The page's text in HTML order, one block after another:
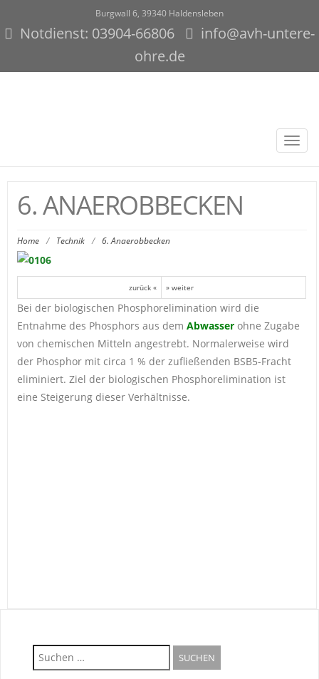
Burgwall 6, 39340 Haldensleben
Notdienst: 03904-66806
info@avh-untere-
ohre.de
6. ANAEROBBECKEN
Home / Technik / 6. Anaerobbecken
zurück « » weiter
Bei der biologischen Phosphorelimination wird die
Entnahme des Phosphors aus dem Abwasserohne Zugabe
von chemischen Mitteln angestrebt. Normalerweise wird
der Phosphor mit circa 1 % der zufließenden BSB5-Fracht
eliminiert. Ziel der biologischen Phosphorelimination ist
eine Steigerung dieser Verhältnisse.
Suche
nach: